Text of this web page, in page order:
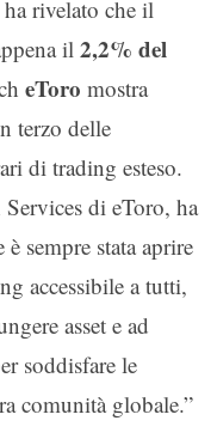
rivelato che il
il 2,2% del
eToro mostra
terzo delle
di trading esteso.
di eToro, ha
sempre stata aprire
accessibile a tutti,
asset e ad
soddisfare le
comunità globale.”